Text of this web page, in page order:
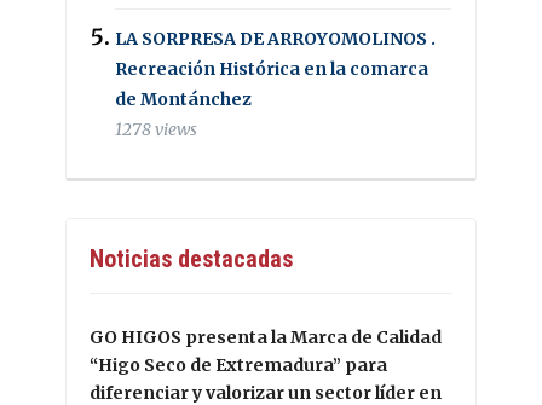
LA SORPRESA DE ARROYOMOLINOS .
Recreación Histórica en la comarca
de Montánchez
1278 views
Noticias destacadas
GO HIGOS presenta la Marca de Calidad
“Higo Seco de Extremadura” para
diferenciar y valorizar un sector líder en